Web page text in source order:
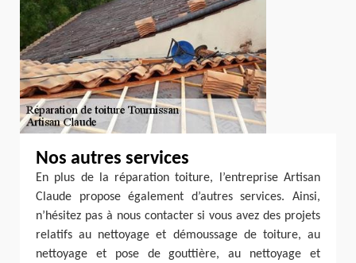
Nos autres services
En plus de la réparation toiture, l’entreprise Artisan
Claude propose également d’autres services. Ainsi,
n’hésitez pas à nous contacter si vous avez des projets
relatifs au nettoyage et démoussage de toiture, au
nettoyage et pose de gouttière, au nettoyage et